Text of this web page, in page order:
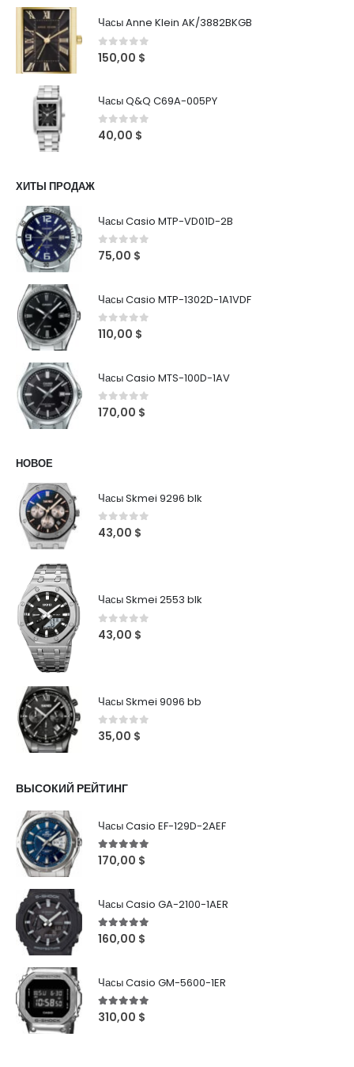
Часы Anne Klein AK/3882BKGB
0out of 5
150,00 $
Часы Q&Q C69A-005PY
0 out of 5
40,00 $
ХИТЫ ПРОДАЖ
Часы Casio MTP-VD01D-2B
0out of 5
75,00 $
Часы Casio MTP-1302D-1A1VDF
0out of 5
110,00 $
Часы Casio MTS-100D-1AV
0out of 5
170,00 $
НОВОЕ
Часы Skmei 9296 blk
0 out of 5
43,00 $
Часы Skmei 2553 blk
0 out of 5
43,00 $
Часы Skmei 9096 bb
0out of 5
35,00 $
ВЫСОКИЙ РЕЙТИНГ
Часы Casio EF-129D-2AEF
5out of 5
170,00 $
Часы Casio GA-2100-1AER
5out of 5
160,00 $
Часы Casio GM-5600-1ER
5out of 5
310,00 $